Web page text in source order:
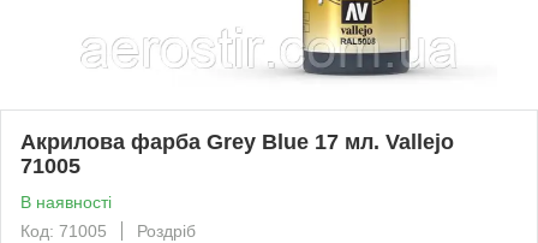
Акрилова фарба Grey Blue 17 мл. Vallejo
71005
В наявності
Код: 71005
Роздріб